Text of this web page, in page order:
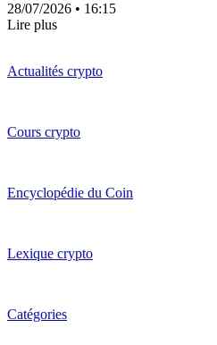
28/07/2026 • 16:15
Lire plus
Actualités crypto
Cours crypto
Encyclopédie du Coin
Lexique crypto
Catégories